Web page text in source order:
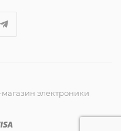
электроники